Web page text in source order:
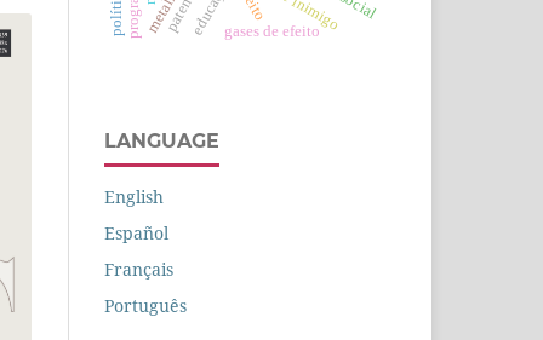
gases de efeito
LANGUAGE
English
Español
Français
Português